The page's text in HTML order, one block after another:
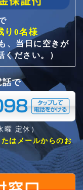
り0名様
、当日に空きが
ださい。）
話で
曜 定休）
はメールからのお